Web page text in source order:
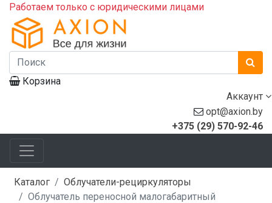
Работаем только с юридическими лицами
Корзина
Аккаунт
opt@axion.by
+375 (29) 570-92-46
Каталог
Облучатели-рециркуляторы
Облучатель переносной малогабаритный